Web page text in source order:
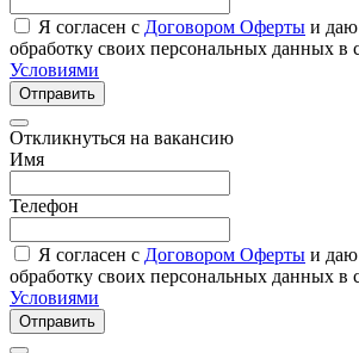
Я согласен с Договором Оферты и даю
обработку своих персональных данных в
Условиями
Отправить
Откликнуться на вакансию
Имя
Телефон
Я согласен с Договором Оферты и даю
обработку своих персональных данных в
Условиями
Отправить